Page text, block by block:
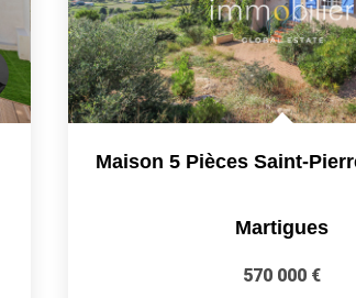
Martigues
570 000 €